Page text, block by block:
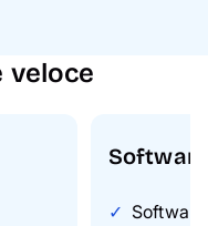
veloce